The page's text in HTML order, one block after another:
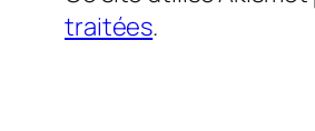
traitées.